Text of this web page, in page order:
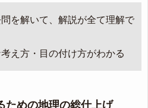
を解いて、解説が全て理解で
え方・目の付け方がわかる
ための地理の総仕上げ